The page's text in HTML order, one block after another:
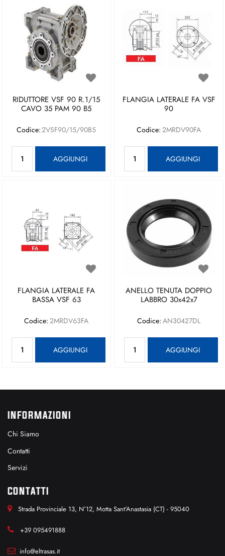
RIDUTTORE VSF 90 R.1/15
CAVO 35 PAM 90 B5
Codice:2VSF90/15/90B5
AGGIUNGI
FLANGIA LATERALE FA VSF
90
Codice: 2MRDV90FA
AGGIUNGI
FLANGIA LATERALE FA
BASSA VSF 63
Codice: 2MRDV63FA
AGGIUNGI
ANELLO TENUTA DOPPIO
LABBRO 30x42x7
Codice: AN30427DL
AGGIUNGI
INFORMAZIONI
Chi Siamo
Contatti
Servizi
CONTATTI
Strada Provinciale 13, N°12, Motta Sant'Anastasia (CT) - 95040
+39 095491888
info@eltrasas.it